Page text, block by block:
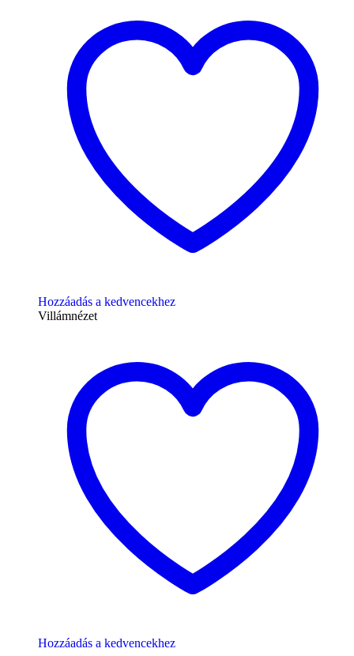
Hozzáadás a kedvencekhez
Villámnézet
Hozzáadás a kedvencekhez